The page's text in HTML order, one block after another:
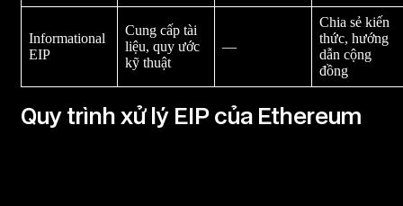
Informational
EIP
Cung cấp tài
liệu, quy ước
kỹ thuật
—
Chia sẻ kiến
thức, hướng
dẫn cộng
đồng
Quy trình xử lý EIP của Ethereum